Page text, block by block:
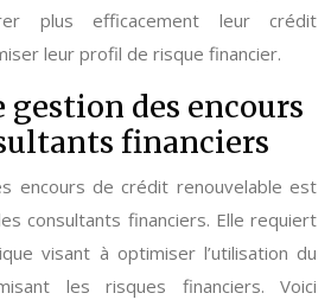
plus efficacement leur crédit
leur profil de risque financier.
gestion des encours
financiers
encours de crédit renouvelable est
consultants financiers. Elle requiert
visant à optimiser l’utilisation du
les risques financiers. Voici